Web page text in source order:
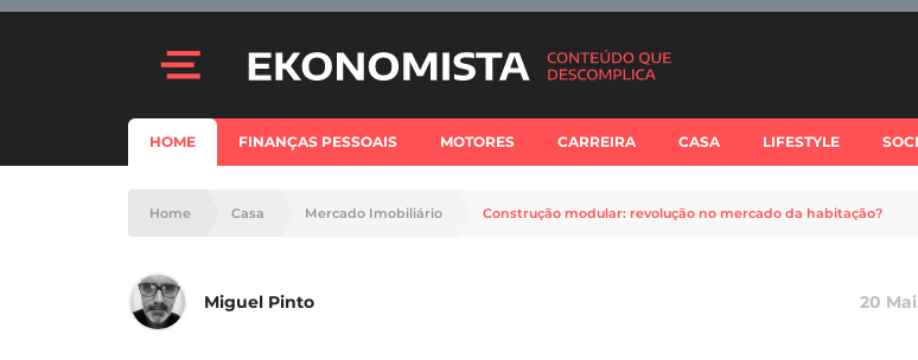
HOME FINANÇAS PESSOAIS MOTORES CARREIRA CASA LIFESTYLE
Home Casa Mercado Imobiliário Construção modular: revolução no mercado da habitação?
Miguel Pinto 20